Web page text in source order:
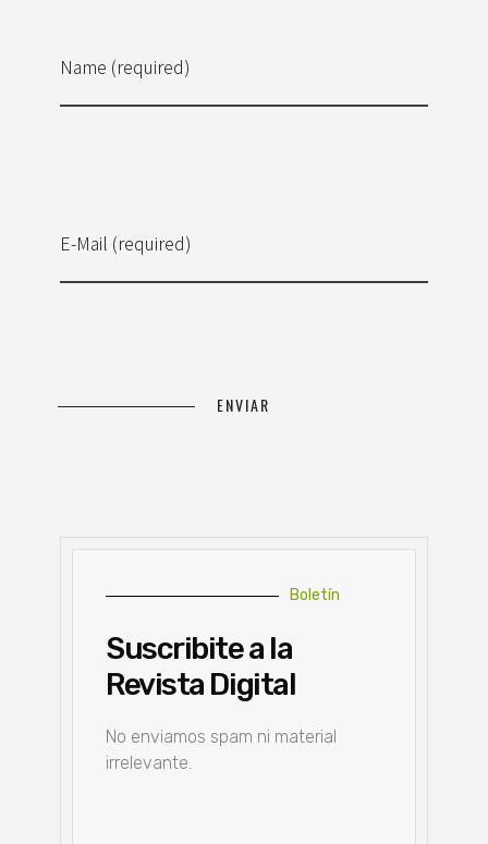
Name (required)
E-Mail (required)
Boletín
Suscribite a la
Revista Digital
No enviamos spam ni material
irrelevante.